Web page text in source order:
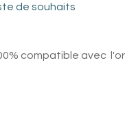
de souhaits
compatible avec